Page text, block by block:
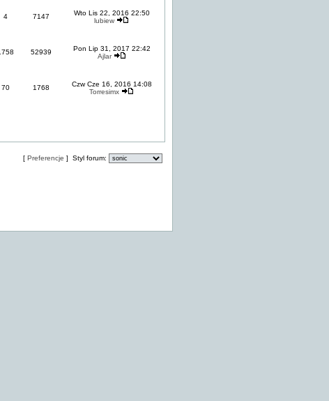
4
7147
Wto Lis 22, 2016 22:50
lubiew
52939
Pon Lip 31, 2017 22:42
Ajlar
70 1768
Czw Cze 16, 2016 14:08
Torresimx
[ Preferencje ] Styl forum: